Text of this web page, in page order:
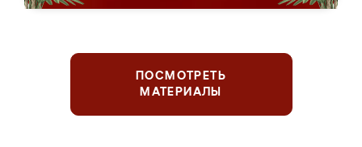
ПОСМОТРЕТЬ
МАТЕРИАЛЫ